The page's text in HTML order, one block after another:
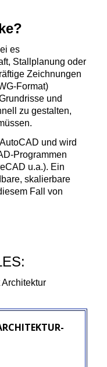
es
Stallplanung oder
Zeichnungen
Format)
und
zu gestalten,
und wird
Programmen
u.a.). Ein
skalierbare
Fall von